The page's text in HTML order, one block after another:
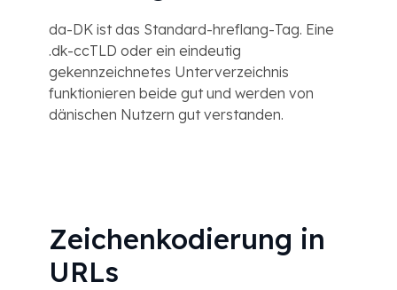
da-DK ist das Standard-hreflang-Tag. Eine
.dk-ccTLD oder ein eindeutig
gekennzeichnetes Unterverzeichnis
funktionieren beide gut und werden von
dänischen Nutzern gut verstanden.
Zeichenkodierung in
URLs